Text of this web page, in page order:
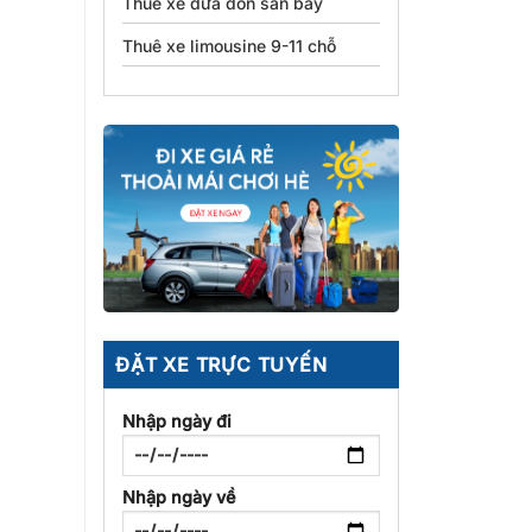
Thuê xe limousine 9-11 chỗ
ĐẶT XE TRỰC TUYẾN
Nhập ngày đi
Nhập ngày về